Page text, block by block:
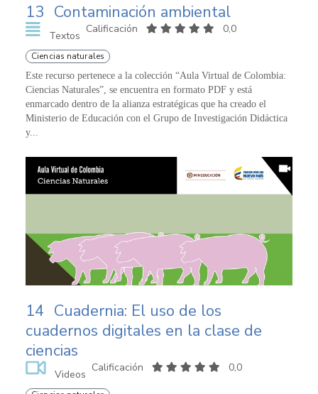
13 Contaminación ambiental
Textos
Calificación 0,0
Ciencias naturales
Este recurso pertenece a la colección “Aula Virtual de Colombia:
Ciencias Naturales”, se encuentra en formato PDF y está
enmarcado dentro de la alianza estratégicas que ha creado el
Ministerio de Educación con el Grupo de Investigación Didáctica
y...
14 Cuadernia: El uso de los
cuadernos digitales en la clase de
ciencias
Videos
Calificación 0,0